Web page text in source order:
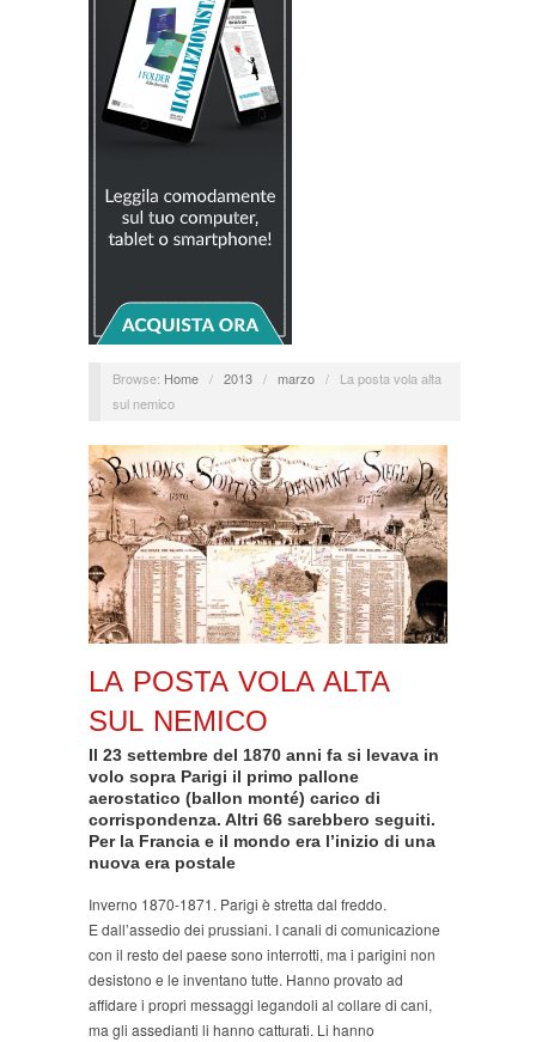
Browse: Home / 2013 / marzo /
La posta vola alta
sul nemico
LA POSTA VOLA ALTA
SUL NEMICO
Il 23 settembre del 1870 anni fa si levava in
volo sopra Parigi il primo pallone
aerostatico (ballon monté) carico di
corrispondenza. Altri 66 sarebbero seguiti.
Per la Francia e il mondo era l’inizio di una
nuova era postale
Inverno 1870-1871. Parigi è stretta dal freddo.
E dall’assedio dei prussiani. I canali di comunicazione
con il resto del paese sono interrotti, ma i parigini non
desistono e le inventano tutte. Hanno provato ad
affidare i propri messaggi legandoli al collare di cani,
ma gli assedianti li hanno catturati. Li hanno